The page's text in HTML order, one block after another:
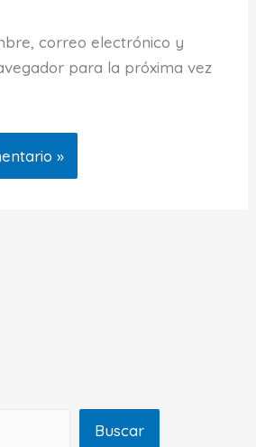
correo electrónico y
para la próxima vez
Buscar